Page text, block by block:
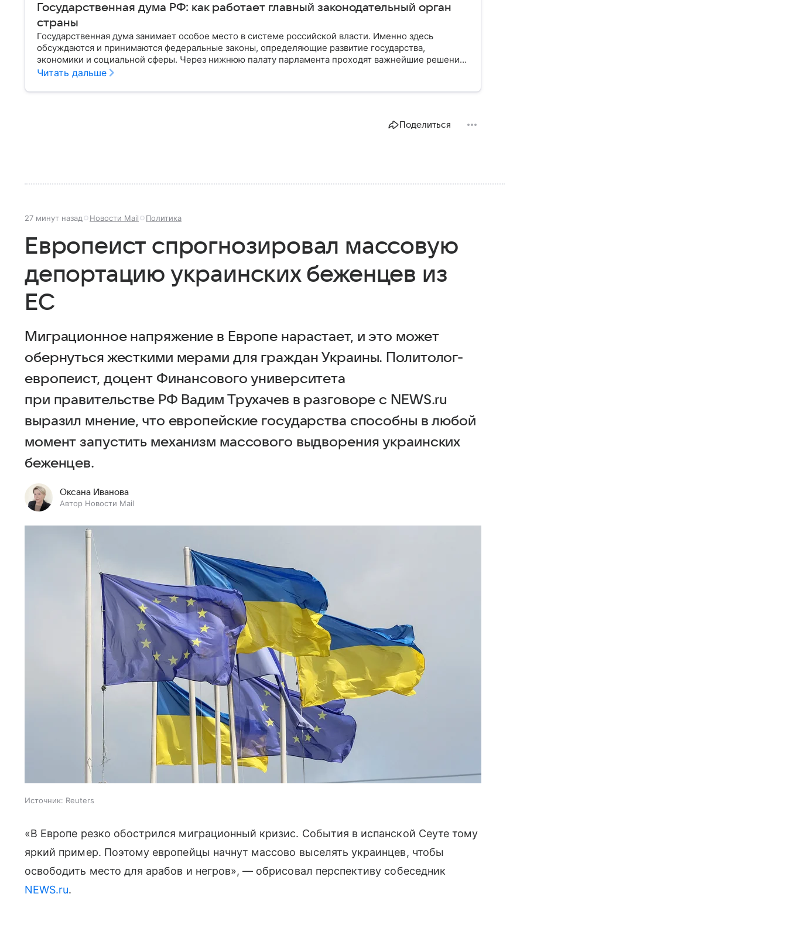
Государственная дума РФ: как работает главный законодательный орган
страны
Государственная дума занимает особое место в системе российской власти. Именно здесь
обсуждаются и принимаются федеральные законы, определяющие развитие государства,
экономики и социальной сферы. Через нижнюю палату парламента проходят важнейшие решения,
затрагивающие жизнь миллионов граждан. Разбираемся, как устроена Госдума, какие полномочия
Читать дальше
Поделиться
27 минут назад Новости Mail Политика
Европеист спрогнозировал массовую
депортацию украинских беженцев из
ЕС
Миграционное напряжение в Европе нарастает, и это может
обернуться жесткими мерами для граждан Украины. Политолог-
европеист, доцент Финансового университета
при правительстве РФ Вадим Трухачев в разговоре с NEWS.ru
выразил мнение, что европейские государства способны в любой
момент запустить механизм массового выдворения украинских
беженцев.
Оксана Иванова
Автор Новости Mail
Источник: Reuters
«В Европе резко обострился миграционный кризис. События в испанской Сеуте тому
яркий пример. Поэтому европейцы начнут массово выселять украинцев, чтобы
освободить место для арабов и негров», — обрисовал перспективу собеседник
NEWS.ru.